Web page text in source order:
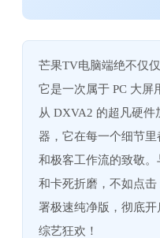
芒果TV电脑端绝不仅
它是一次属于 PC 大屏
从 DXVA2 的超凡硬
器，它在每一个细节
和极客工作流的致敬
和卡死折磨，不如点击
署极速纯净版，彻底
综艺狂欢！